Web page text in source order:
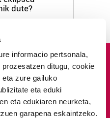
informacio pertsonala,
ditugu, cookie
zure gailuko
eta eduki
eta edukiaren neurketa,
garapena eskaintzeko.
dute?